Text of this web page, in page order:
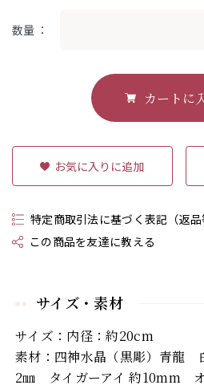
数量
カートに
特定商取引法に基づく表記（返品
この商品を友達に教える
サイズ・素材
サイズ：内径：約20cm
素材：四神水晶（黒彫）青
2㎜ タイガーアイ 約10mm